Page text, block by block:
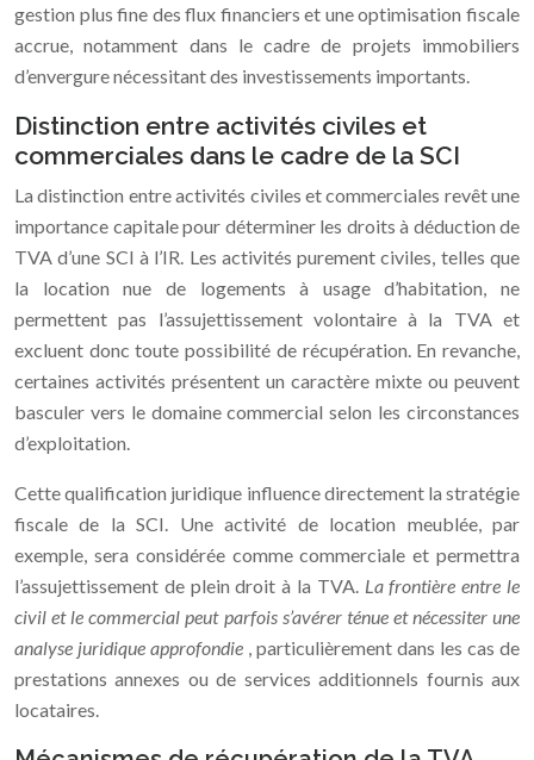
gestion plus fine des flux financiers et une optimisation fiscale
accrue, notamment dans le cadre de projets immobiliers
d’envergure nécessitant des investissements importants.
Distinction entre activités civiles et
commerciales dans le cadre de la SCI
La distinction entre activités civiles et commerciales revêt une
importance capitale pour déterminer les droits à déduction de
TVA d’une SCI à l’IR. Les activités purement civiles, telles que
la location nue de logements à usage d’habitation, ne
permettent pas l’assujettissement volontaire à la TVA et
excluent donc toute possibilité de récupération. En revanche,
certaines activités présentent un caractère mixte ou peuvent
basculer vers le domaine commercial selon les circonstances
d’exploitation.
Cette qualification juridique influence directement la stratégie
fiscale de la SCI. Une activité de location meublée, par
exemple, sera considérée comme commerciale et permettra
l’assujettissement de plein droit à la TVA. La frontière entre le
civil et le commercial peut parfois s’avérer ténue et nécessiter une
analyse juridique approfondie , particulièrement dans les cas de
prestations annexes ou de services additionnels fournis aux
locataires.